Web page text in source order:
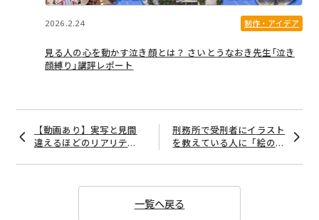
2026.2.24 制作・アイデア
見る人の心を動かす泣き顔とは？ さいとうなおき先生｢泣き
顔縛り｣講評レポート
稿
刑務所で受刑者にイラスト
を教えている人に「絵のう
【動画あり】実写と見間
違えるほどのリアリテ
ンでクールな男性を描く
一覧へ戻る